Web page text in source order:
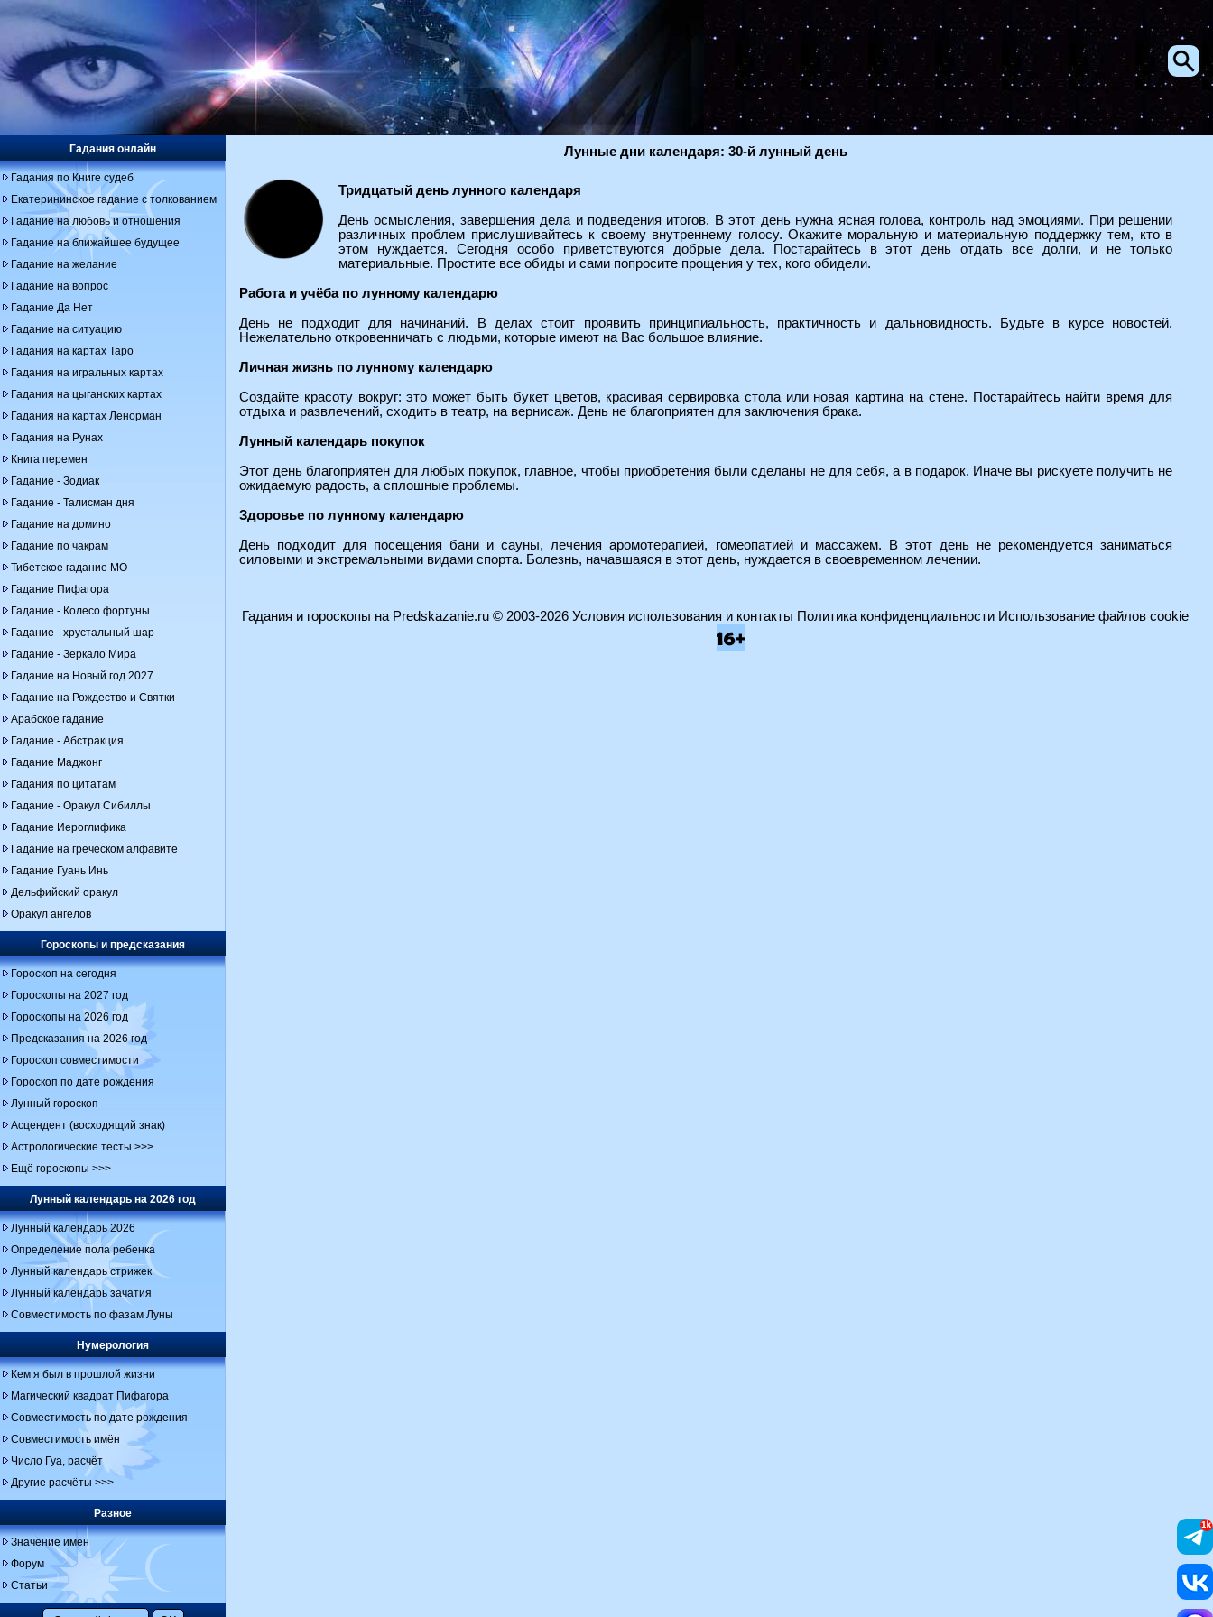
Лунные дни календаря: 30-й лунный день
Тридцатый день лунного календаря
День осмысления, завершения дела и подведения итогов. В этот день нужна ясная голова, контроль над эмоциями. При решении
различных проблем прислушивайтесь к своему внутреннему голосу. Окажите моральную и материальную поддержку тем, кто в
этом нуждается. Сегодня особо приветствуются добрые дела. Постарайтесь в этот день отдать все долги, и не только
материальные. Простите все обиды и сами попросите прощения у тех, кого обидели.
Работа и учёба по лунному календарю
День не подходит для начинаний. В делах стоит проявить принципиальность, практичность и дальновидность. Будьте в курсе новостей.
Нежелательно откровенничать с людьми, которые имеют на Вас большое влияние.
Личная жизнь по лунному календарю
Создайте красоту вокруг: это может быть букет цветов, красивая сервировка стола или новая картина на стене. Постарайтесь найти время для
отдыха и развлечений, сходить в театр, на вернисаж. День не благоприятен для заключения брака.
Лунный календарь покупок
Этот день благоприятен для любых покупок, главное, чтобы приобретения были сделаны не для себя, а в подарок. Иначе вы рискуете получить не
ожидаемую радость, а сплошные проблемы.
Здоровье по лунному календарю
День подходит для посещения бани и сауны, лечения аромотерапией, гомеопатией и массажем. В этот день не рекомендуется заниматься
силовыми и экстремальными видами спорта. Болезнь, начавшаяся в этот день, нуждается в своевременном лечении.
Гадания онлайн
Гадания по Книге судеб
Екатерининское гадание с толкованием
Гадание на любовь и отношения
Гадание на ближайшее будущее
Гадание на желание
Гадание на вопрос
Гадание Да Нет
Гадание на ситуацию
Гадания на картах Таро
Гадания на игральных картах
Гадания на цыганских картах
Гадания на картах Ленорман
Гадания на Рунах
Книга перемен
Гадание - Зодиак
Гадание - Талисман дня
Гадание на домино
Гадание по чакрам
Тибетское гадание МО
Гадание Пифагора
Гадание - Колесо фортуны
Гадание - хрустальный шар
Гадание - Зеркало Мира
Гадание на Новый год 2027
Гадание на Рождество и Святки
Арабское гадание
Гадание - Абстракция
Гадание Маджонг
Гадания по цитатам
Гадание - Оракул Сибиллы
Гадание Иероглифика
Гадание на греческом алфавите
Гадание Гуань Инь
Дельфийский оракул
Оракул ангелов
Гороскопы и предсказания
Гороскоп на сегодня
Гороскопы на 2027 год
Гороскопы на 2026 год
Предсказания на 2026 год
Гороскоп совместимости
Гороскоп по дате рождения
Лунный гороскоп
Асцендент (восходящий знак)
Астрологические тесты >>>
Ещё гороскопы >>>
Лунный календарь на 2026 год
Лунный календарь 2026
Определение пола ребенка
Лунный календарь стрижек
Лунный календарь зачатия
Совместимость по фазам Луны
Нумерология
Кем я был в прошлой жизни
Магический квадрат Пифагора
Совместимость по дате рождения
Совместимость имён
Число Гуа, расчёт
Другие расчёты >>>
Разное
Значение имён
Форум
Статьи
Гадания и гороскопы на Predskazanie.ru© 2003-2026 Условия использования и контакты Политика конфиденциальности Использование файлов cookie